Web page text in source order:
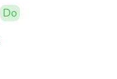
Do